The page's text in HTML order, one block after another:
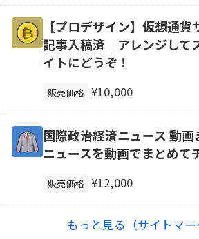
【プロデザイン】仮想通
記事入稿済｜アレンジして
イトにどうぞ！
販売価格 ¥10,000
国際政治経済ニュース 動
ニュースを動画でまとめて
販売価格 ¥12,000
もっと見る（サイトマー